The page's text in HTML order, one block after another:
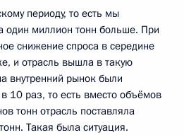
периоду, то есть мы
один миллион тонн больше. При
снижение спроса в середине
и отрасль вышла в такую
внутренний рынок были
10 раз, то есть вместо объёмов
тонн отрасль поставляла
Такая была ситуация.